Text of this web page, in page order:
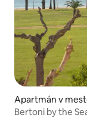
Apartmán v
Bertoni by the